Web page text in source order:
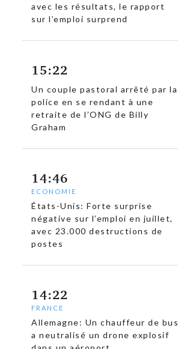
avec les résultats, le rapport
sur l’emploi surprend
15:22
Un couple pastoral arrêté par la
police en se rendant à une
retraite de l’ONG de Billy
Graham
14:46
ECONOMIE
États-Unis: Forte surprise
négative sur l’emploi en juillet,
avec 23.000 destructions de
postes
14:22
FRANCE
Allemagne: Un chauffeur de bus
a neutralisé un drone explosif